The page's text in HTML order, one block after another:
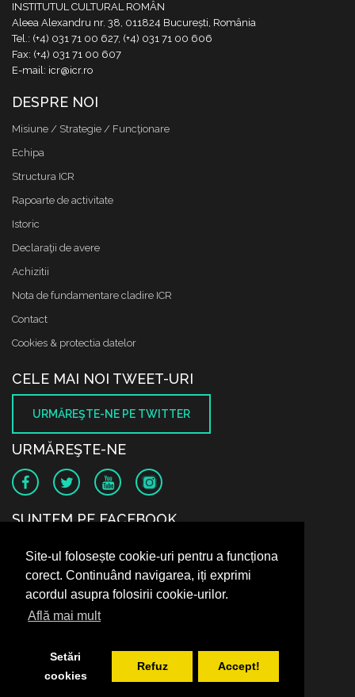
Site-ul folosește cookie-uri pentru a funcționa
corect. Continuând navigarea, iți exprimi
acordul asupra folosirii cookie-urilor.
Află mai mult
Setări
cookies
Refuz Accept!
INSTITUTUL CULTURAL ROMÂN
Aleea Alexandru nr. 38, 011824 București, România
Tel.: (+4) 031 71 00 627, (+4) 031 71 00 606
Fax: (+4) 031 71 00 607
E-mail: icr@icr.ro
DESPRE NOI
Misiune / Strategie / Funcţionare
Echipa
Structura ICR
Rapoarte de activitate
Istoric
Declaraţii de avere
Achizitii
Nota de fundamentare cladire ICR
Contact
Cookies & protectia datelor
CELE MAI NOI TWEET-URI
URMĂREŞTE-NE PE TWITTER
URMĂREŞTE-NE
SUNTEM PE FACEBOOK